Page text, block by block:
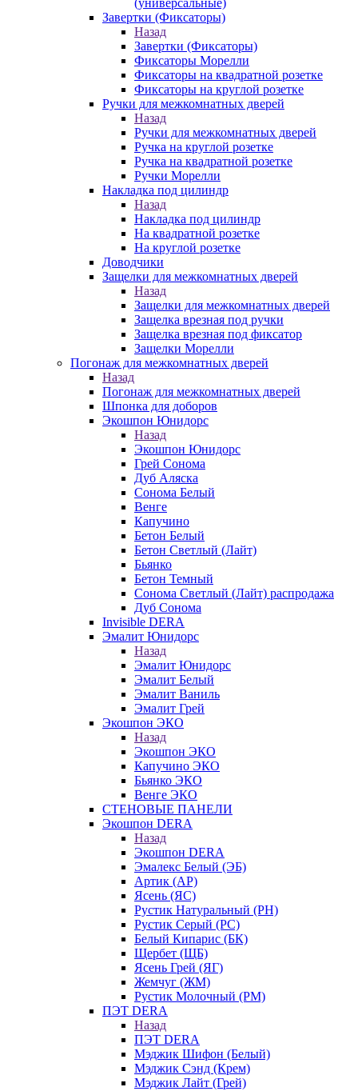
(универсальные)
Завертки (Фиксаторы)
Назад
Завертки (Фиксаторы)
Фиксаторы Морелли
Фиксаторы на квадратной розетке
Фиксаторы на круглой розетке
Ручки для межкомнатных дверей
Назад
Ручки для межкомнатных дверей
Ручка на круглой розетке
Ручка на квадратной розетке
Ручки Морелли
Накладка под цилиндр
Назад
Накладка под цилиндр
На квадратной розетке
На круглой розетке
Доводчики
Защелки для межкомнатных дверей
Назад
Защелки для межкомнатных дверей
Защелка врезная под ручки
Защелка врезная под фиксатор
Защелки Морелли
Погонаж для межкомнатных дверей
Назад
Погонаж для межкомнатных дверей
Шпонка для доборов
Экошпон Юнидорс
Назад
Экошпон Юнидорс
Грей Сонома
Дуб Аляска
Сонома Белый
Венге
Капучино
Бетон Белый
Бетон Светлый (Лайт)
Бьянко
Бетон Темный
Сонома Светлый (Лайт) распродажа
Дуб Сонома
Invisible DERA
Эмалит Юнидорс
Назад
Эмалит Юнидорс
Эмалит Белый
Эмалит Ваниль
Эмалит Грей
Экошпон ЭКО
Назад
Экошпон ЭКО
Капучино ЭКО
Бьянко ЭКО
Венге ЭКО
СТЕНОВЫЕ ПАНЕЛИ
Экошпон DERA
Назад
Экошпон DERA
Эмалекс Белый (ЭБ)
Артик (АР)
Ясень (ЯС)
Рустик Натуральный (РН)
Рустик Серый (РС)
Белый Кипарис (БК)
Щербет (ЩБ)
Ясень Грей (ЯГ)
Жемчуг (ЖМ)
Рустик Молочный (РМ)
ПЭТ DERA
Назад
ПЭТ DERA
Мэджик Шифон (Белый)
Мэджик Сэнд (Крем)
Мэджик Лайт (Грей)